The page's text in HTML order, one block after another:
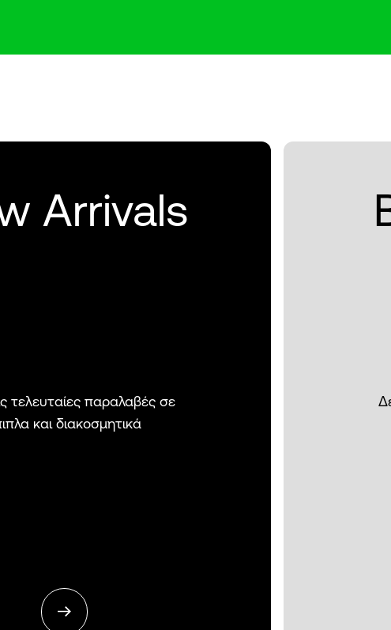
Arrivals
τελευταίες παραλαβές σε
και διακοσμητικά